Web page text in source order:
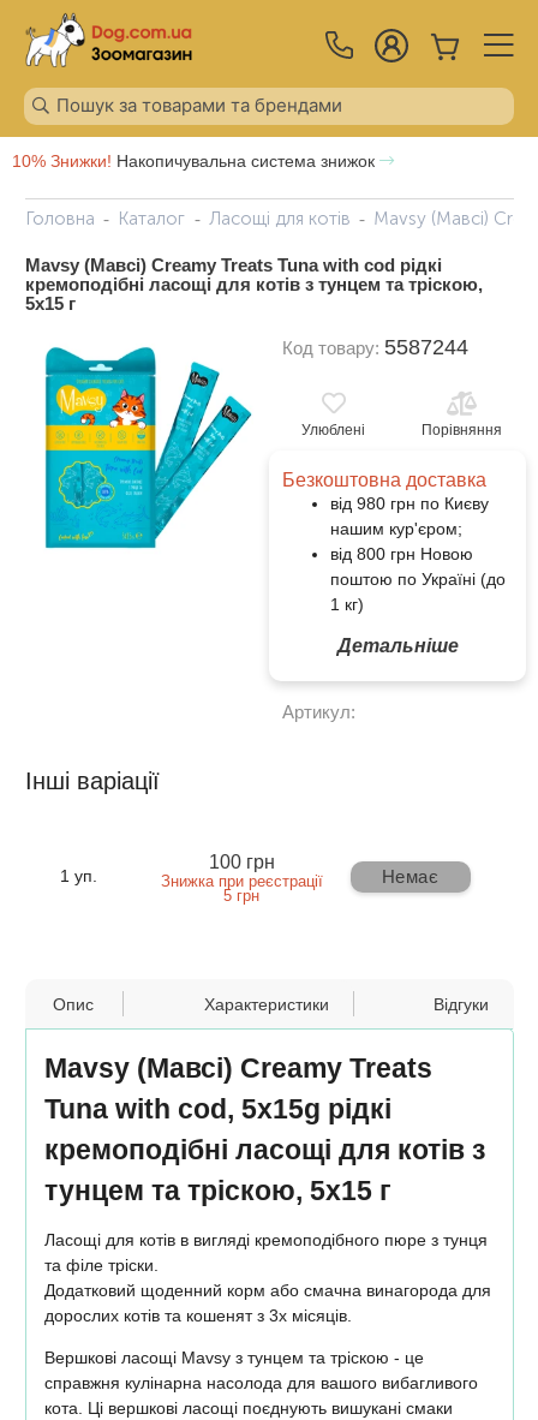
10% Знижки! Накопичувальна система знижок
Головна Каталог Ласощі для котів Mavsy (Мавсі)
Mavsy (Мавсі) Creamy Treats Tuna with cod рідкі
кремоподібні ласощі для котів з тунцем та тріскою,
5x15 г
Код товару: 5587244
Улюблені Порівняння
Безкоштовна доставка
від 980 грн по Києву
нашим кур'єром;
від 800 грн Новою
поштою по Україні (до
1 кг)
Детальніше
Артикул:
Інші варіації
1 уп.
100 грн
Знижка при реєстрації
5 грн
Немає
Опис Характеристики Відгуки
Mavsy (Мавсі) Creamy Treats
Tuna with cod, 5x15g рідкі
кремоподібні ласощі для котів з
тунцем та тріскою, 5x15 г
Ласощі для котів в вигляді кремоподібного пюре з тунця
та філе тріски.
Додатковий щоденний корм або смачна винагорода для
дорослих котів та кошенят з 3х місяців.
Вершкові ласощі Mavsy з тунцем та тріскою - це
справжня кулінарна насолода для вашого вибагливого
кота. Ці вершкові ласощі поєднують вишукані смаки